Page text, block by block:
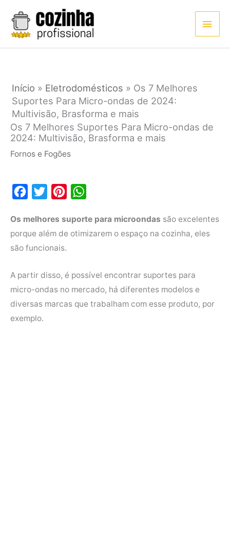
para
conteúdo
Início » Eletrodomésticos » Os 7 Melhores
Suportes Para Micro-ondas de 2024:
Multivisão, Brasforma e mais
Os 7 Melhores Suportes Para Micro-ondas de
2024: Multivisão, Brasforma e mais
Fornos e Fogões
c
e
b
k
i
t
t
r
n
t
s
a
t
p
Os melhores suporte para microondas são excelentes
porque além de otimizarem o espaço na cozinha, eles
são funcionais.
A partir disso, é possível encontrar suportes para
micro-ondas no mercado, há diferentes modelos e
diversas marcas que trabalham com esse produto, por
exemplo.